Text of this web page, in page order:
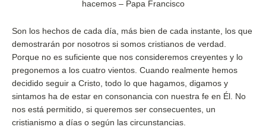
Son los hechos de cada día, más bien de cada instante, los que
demostrarán por nosotros si somos cristianos de verdad.
Porque no es suficiente que nos consideremos creyentes y lo
pregonemos a los cuatro vientos. Cuando realmente hemos
decidido seguir a Cristo, todo lo que hagamos, digamos y
sintamos ha de estar en consonancia con nuestra fe en Él. No
nos está permitido, si queremos ser consecuentes, un
cristianismo a días o según las circunstancias.